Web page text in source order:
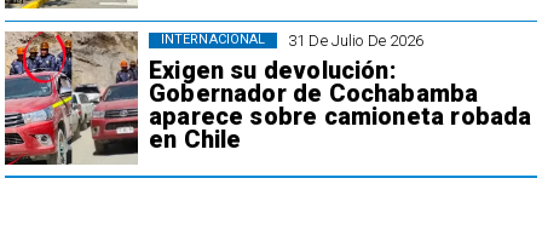
31 De Julio De 2026
Exigen su devolución:
Gobernador de Cochabamba
aparece sobre camioneta robada
en Chile
INTERNACIONAL